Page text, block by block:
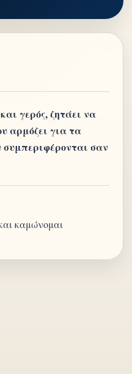
γερός, ζητάει να
αρμόζει για τα
συμπεριφέρονται σαν
καμώνομαι